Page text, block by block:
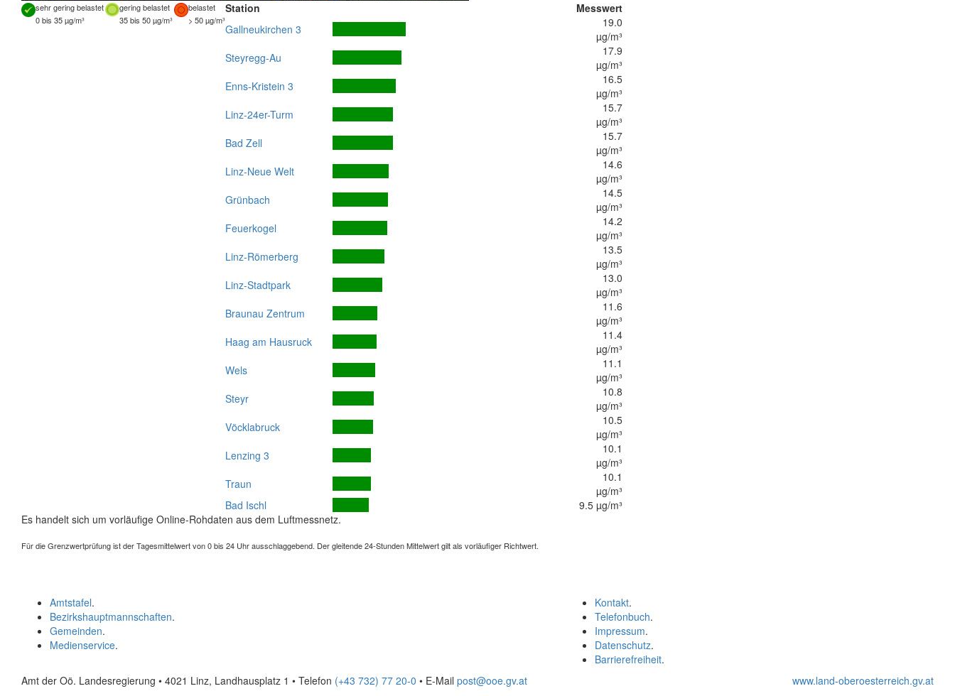
sehr gering belastet gering belastet
belastet
0 bis 35 µg/m³
35 bis 50 µg/m³ > 50 µg/m³
Station
Messwert
Gallneukirchen 3
19.0
µg/m³
Steyregg-Au
17.9
µg/m³
Enns-Kristein 3
16.5
µg/m³
Linz-24er-Turm
15.7
µg/m³
Bad Zell
15.7
µg/m³
Linz-Neue Welt
14.6
µg/m³
Grünbach
14.5
µg/m³
Feuerkogel
14.2
µg/m³
Linz-Römerberg
13.5
µg/m³
Linz-Stadtpark
13.0
µg/m³
Braunau Zentrum
11.6
µg/m³
Haag am Hausruck
11.4
µg/m³
Wels
11.1
µg/m³
Steyr
10.8
µg/m³
Vöcklabruck
10.5
µg/m³
Lenzing 3
10.1
µg/m³
Traun
10.1
µg/m³
Bad Ischl
9.5 µg/m³
Es handelt sich um vorläufige Online-Rohdaten aus dem Luftmessnetz.
Für die Grenzwertprüfung ist der Tagesmittelwert von 0 bis 24 Uhr ausschlaggebend. Der gleitende 24-Stunden Mittelwert gilt als vorläufiger Richtwert.
Kontakt.
Telefonbuch.
Impressum.
Datenschutz.
Barrierefreiheit.
Amtstafel.
Bezirkshauptmannschaften.
Gemeinden.
Medienservice.
Amt der Oö. Landesregierung • 4021 Linz, Landhausplatz 1 • Telefon (+43 732) 77 20-0 • E-Mail post@ooe.gv.at www.land-oberoesterreich.gv.at